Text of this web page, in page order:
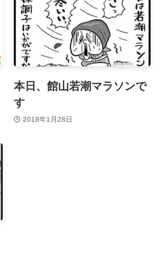
本日、館山若潮マラソンで
す
2018年1月28日